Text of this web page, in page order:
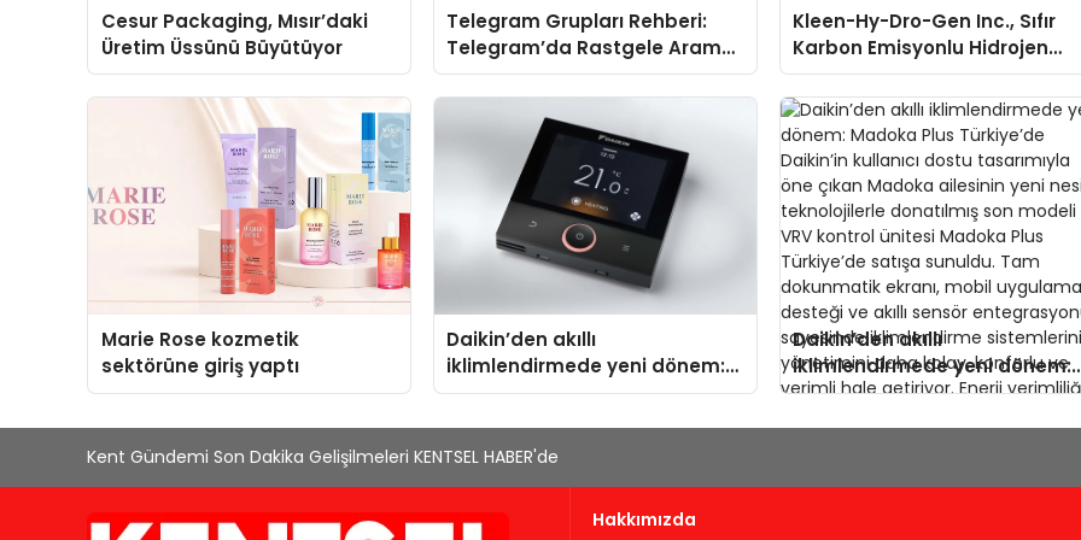
Cesur Packaging, Mısır’daki
Üretim Üssünü Büyütüyor
Telegram Grupları Rehberi:
Telegram’da Rastgele Arama
Yerine Kategori Bazlı Keşif
Kleen-Hy-Dro-Gen Inc., Sıfır
Karbon Emisyonlu Hidrojen
Isıtma Teknolojisinde ISO ve
TSSA Düzenleyici Onaylarını
Aldı
Marie Rose kozmetik
sektörüne giriş yaptı
Daikin’den akıllı
iklimlendirmede yeni dönem:
Madoka Plus Türkiye’de
Daikin’den akıllı
iklimlendirmede yeni dönem:
Madoka Plus Türkiye’de
Kent Gündemi Son Dakika Gelişilmeleri KENTSEL HABER'de
Hakkımızda